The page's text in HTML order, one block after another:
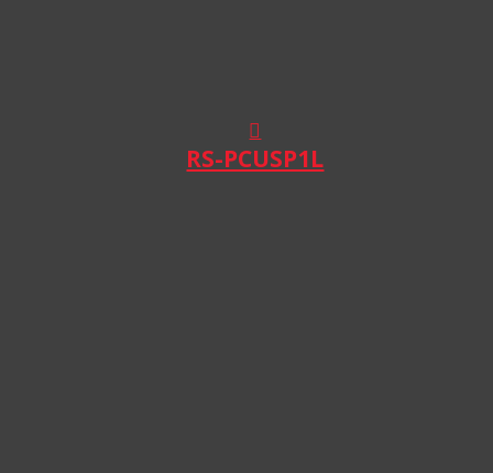
RS-PCUSP1L